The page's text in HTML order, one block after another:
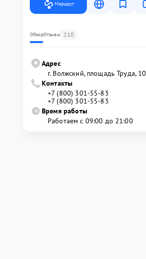
Маршрут
ОбзорОтзывы 210
Адрес
г. Волжский, площадь Труда, 10
Контакты
+7 (800) 301-55-83
+7 (800) 301-55-83
Время работы
Работаем с 09:00 до 21:00